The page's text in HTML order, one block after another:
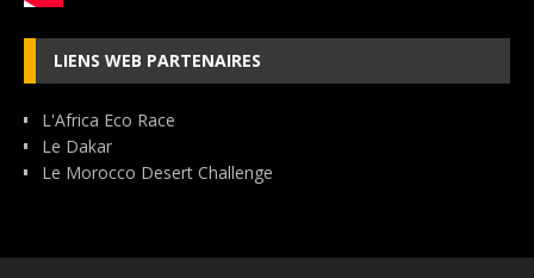
LIENS WEB PARTENAIRES
L'Africa Eco Race
Le Dakar
Le Morocco Desert Challenge